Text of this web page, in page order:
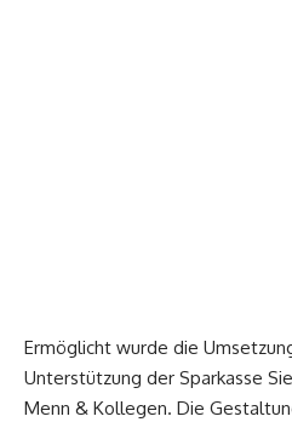
Ermöglicht wurde die
Unterstützung der Sparkasse
Menn & Kollegen. Die